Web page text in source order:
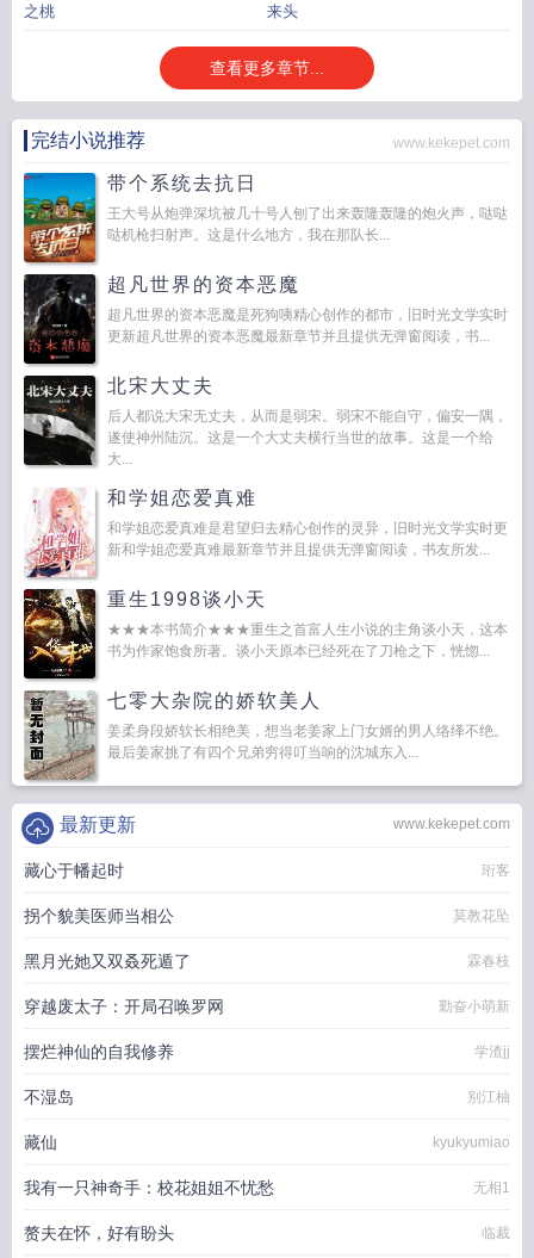
之桃 来头
查看更多章节...
完结小说推荐 www.kekepet.com
带个系统去抗日
王大号从炮弹深坑被几十号人刨了出来轰隆轰隆的炮火声，哒哒
哒机枪扫射声。这是什么地方，我在那队长...
超凡世界的资本恶魔
超凡世界的资本恶魔是死狗咦精心创作的都市，旧时光文学实时
更新超凡世界的资本恶魔最新章节并且提供无弹窗阅读，书...
北宋大丈夫
后人都说大宋无丈夫，从而是弱宋。弱宋不能自守，偏安一隅，
遂使神州陆沉。这是一个大丈夫横行当世的故事。这是一个给
大...
和学姐恋爱真难
和学姐恋爱真难是君望归去精心创作的灵异，旧时光文学实时更
新和学姐恋爱真难最新章节并且提供无弹窗阅读，书友所发...
重生1998谈小天
★★★本书简介★★★重生之首富人生小说的主角谈小天，这本
书为作家饱食所著。谈小天原本已经死在了刀枪之下，恍惚...
七零大杂院的娇软美人
姜柔身段娇软长相绝美，想当老姜家上门女婿的男人络绎不绝。
最后姜家挑了有四个兄弟穷得叮当响的沈城东入...
www.kekepet.com
最新更新
藏心于幡起时 珩客
拐个貌美医师当相公 莫教花坠
黑月光她又双叒死遁了 霖春枝
穿越废太子：开局召唤罗网 勤奋小萌新
摆烂神仙的自我修养 学渣jj
不湿岛 别江柚
藏仙 kyukyumiao
我有一只神奇手：校花姐姐不忧愁 无相1
赘夫在怀，好有盼头 临裁